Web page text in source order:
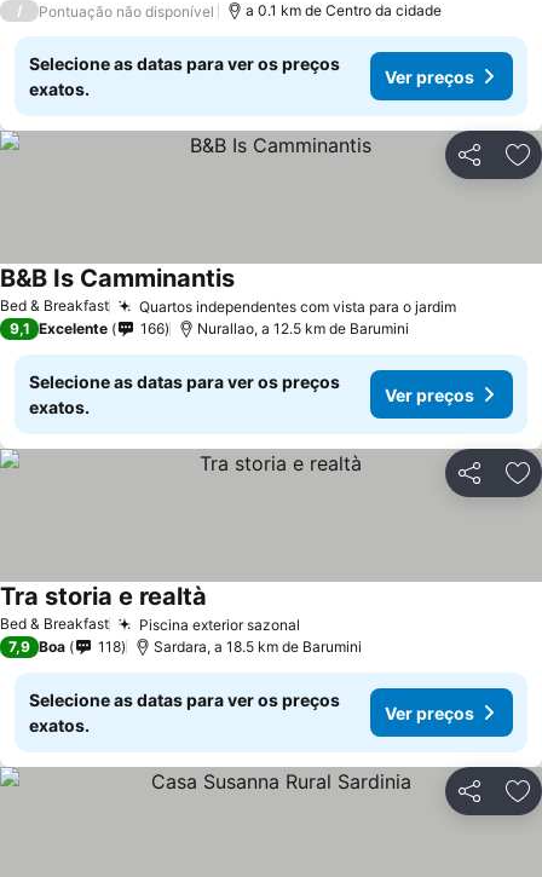
/ Pontuação não disponível a 0.1 km de Centro da cidade
Selecione as datas para ver os preços
exatos.
Ver preços
Partilhar
Bed & Breakfast Quartos independentes com vista para o jardim
B&B Is Camminantis
9,1 Excelente 166 Nurallao, a 12.5 km de Barumini
Selecione as datas para ver os preços
exatos.
Ver preços
Partilhar
Bed & Breakfast Piscina exterior sazonal
Tra storia e realtà
7,9 Boa 118 Sardara, a 18.5 km de Barumini
Selecione as datas para ver os preços
exatos.
Ver preços
Partilhar